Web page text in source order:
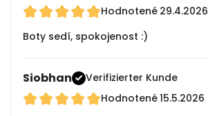
Hodnotené 29.4.2026
Boty sedí, spokojenost :)
Siobhan
Verifizierter Kunde
Hodnotené15.5.2026